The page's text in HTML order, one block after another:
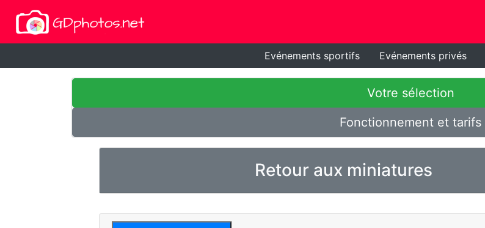
Evénements sportifs Evénements privés
Votre sélection
Fonctionnement et tarifs
Retour aux miniatures